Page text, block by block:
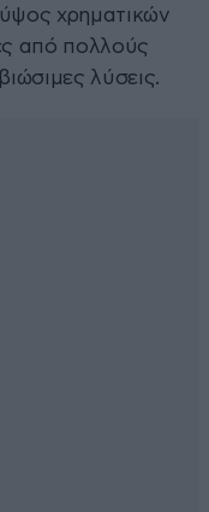
χρηματικών
από πολλούς
λύσεις.